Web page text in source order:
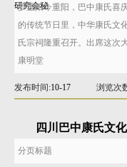
研究会秘
岁重阳今重阳，巴中康氏喜
的传统节日里，中华康氏文
氏宗祠隆重召开。出席这次
康明堂
发布时间 :10-17 浏览次
四川巴中康氏文
分页标题